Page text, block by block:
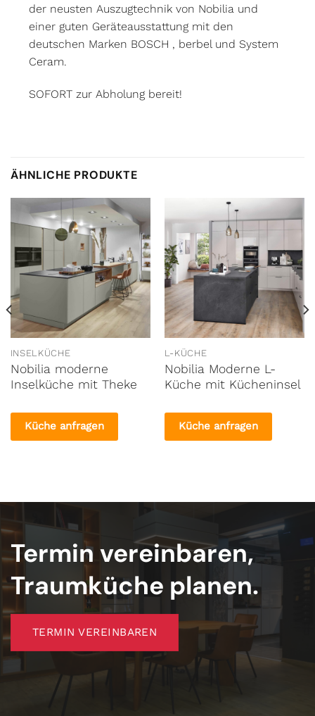
der neusten Auszugtechnik von Nobilia und
einer guten Geräteausstattung mit den
deutschen Marken BOSCH , berbel und System
Ceram.
SOFORT zur Abholung bereit!
ÄHNLICHE PRODUKTE
INSELKÜCHE
Nobilia moderne
Inselküche mit Theke
Küche anfragen
L-KÜCHE
Nobilia Moderne L-
Küche mit Kücheninsel
Küche anfragen
Termin vereinbaren,
Traumküche planen.
TERMIN VEREINBAREN